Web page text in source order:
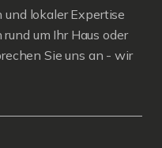
lokaler Expertise
um Ihr Haus oder
Sie uns an - wir